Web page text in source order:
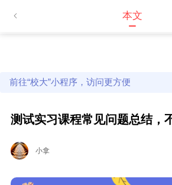
本文
前往“校大”小程序，访问更方便
测试实习课程常见问题总结，
小拿